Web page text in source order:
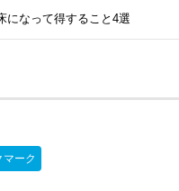
になって得すること4選
マーク